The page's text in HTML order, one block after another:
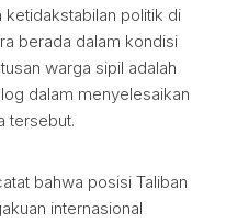
ketidakstabilan politik di
berada dalam kondisi
warga sipil adalah
dalam menyelesaikan
tersebut.
bahwa posisi Taliban
internasional